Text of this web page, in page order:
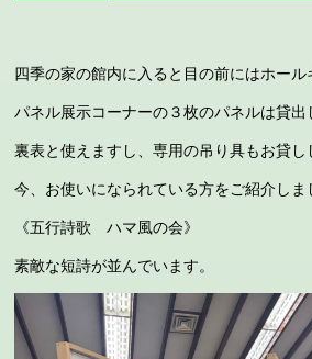
四季の家の館内に入ると目の前にはホール
パネル展示コーナーの３枚のパネルは貸出
裏表と使えますし、専用の吊り具もお貸し
今、お使いになられている方をご紹介しま
《五行詩歌 ハマ風の会》
素敵な短詩が並んでいます。